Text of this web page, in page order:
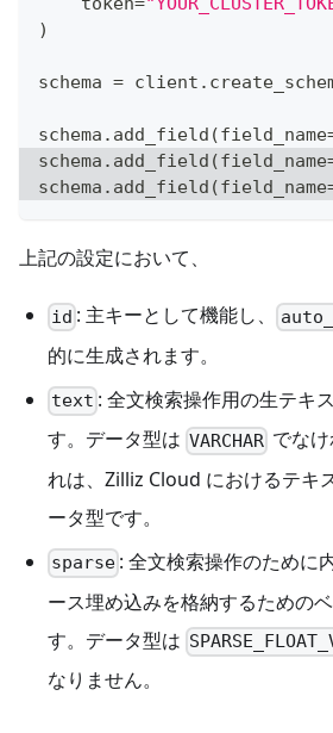
)
schema = client .
schema . add_field (field_name
schema . add_field (field_name
schema . add_field (field_name
上記の設定において、
id : 主キーとして機能し、
的に生成されます。
text : 全文検索操作用の生テキ
す。データ型は VARCHAR でな
れは、Zilliz Cloud におけるテキ
ータ型です。
sparse : 全文検索操作のために
ース埋め込みを格納するための
す。データ型は
なりません。